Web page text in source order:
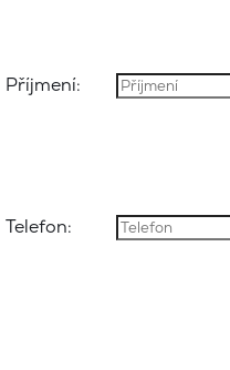
Příjmení:
Telefon: